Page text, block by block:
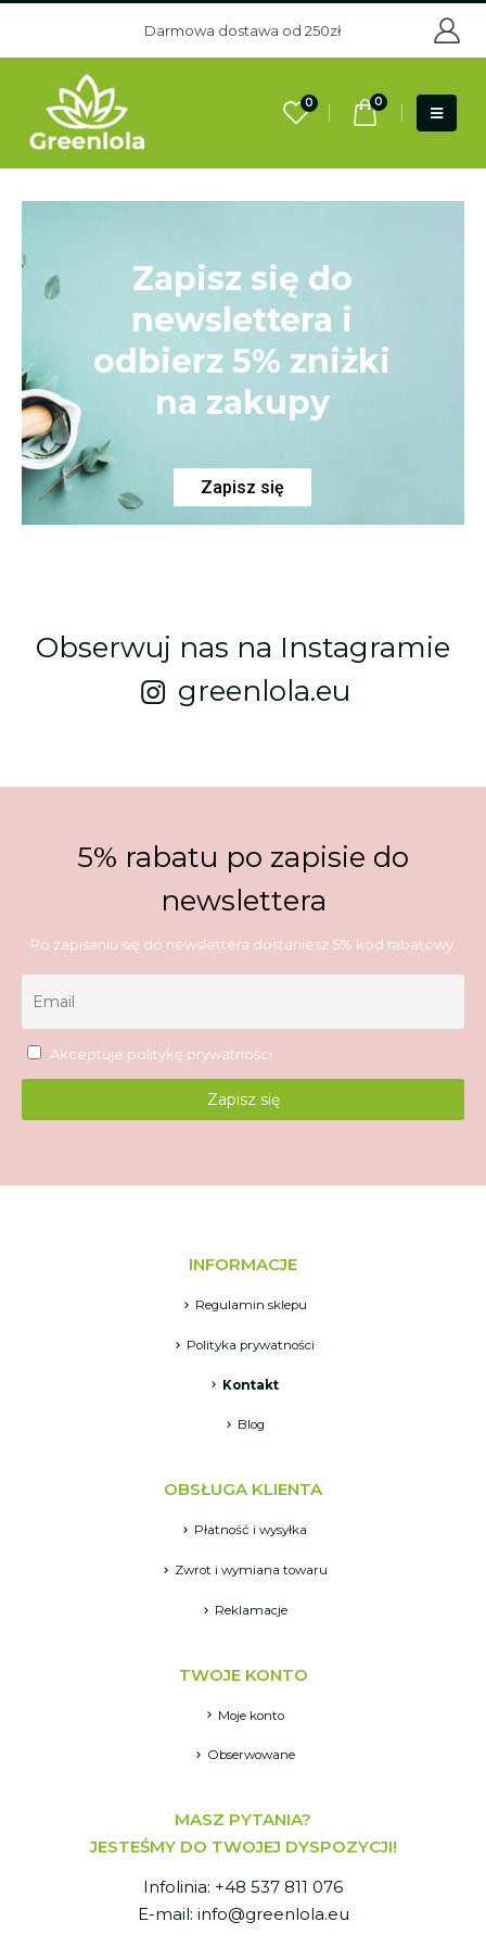
Darmowa dostawa od 250zł
0 0
Zapisz się do
newslettera i
odbierz 5% zniżki
na zakupy
Zapisz się
Obserwuj nas na Instagramie
greenlola.eu
5% rabatu po zapisie do
newslettera
Po zapisaniu się do newslettera dostaniesz 5% kod rabatowy.
Akceptuje politykę prywatności
INFORMACJE
Regulamin sklepu
Polityka prywatności
Kontakt
Blog
OBSŁUGA KLIENTA
Płatność i wysyłka
Zwrot i wymiana towaru
Reklamacje
TWOJE KONTO
Moje konto
Obserwowane
MASZ PYTANIA?
JESTEŚMY DO TWOJEJ DYSPOZYCJI!
Infolinia: +48 537 811 076
E-mail: info@greenlola.eu